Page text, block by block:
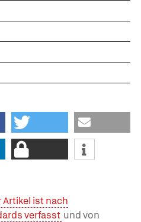
Artikel ist nach
verfasst und von